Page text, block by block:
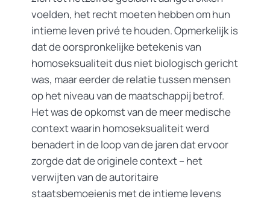
voelden, het recht moeten hebben om hun
intieme leven privé te houden. Opmerkelijk is
dat de oorspronkelijke betekenis van
homoseksualiteit dus niet biologisch gericht
was, maar eerder de relatie tussen mensen
op het niveau van de maatschappij betrof.
Het was de opkomst van de meer medische
context waarin homoseksualiteit werd
benadert in de loop van de jaren dat ervoor
zorgde dat de originele context – het
verwijten van de autoritaire
staatsbemoeienis met de intieme levens